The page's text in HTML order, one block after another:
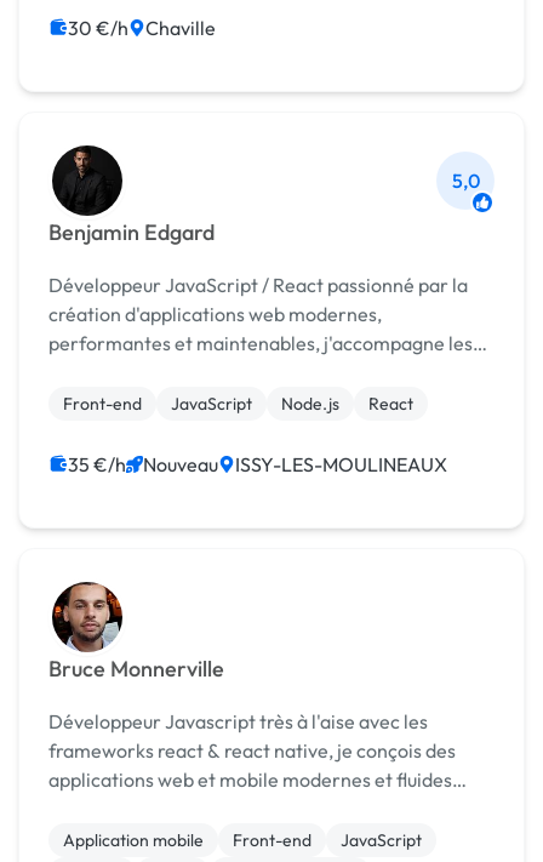
30 €/h Chaville
Benjamin Edgard
5,0
Développeur JavaScript / React passionné par la
création d'applications web modernes,
performantes et maintenables, j'accompagne les
de leurs projets
Front-end JavaScript Node.js React
35 €/h Nouveau ISSY-LES-MOULINEAUX
Bruce Monnerville
Développeur Javascript très à l'aise avec les
frameworks react & react native, je conçois des
applications web et mobile modernes et fluides
Application mobile Front-end
JavaScript